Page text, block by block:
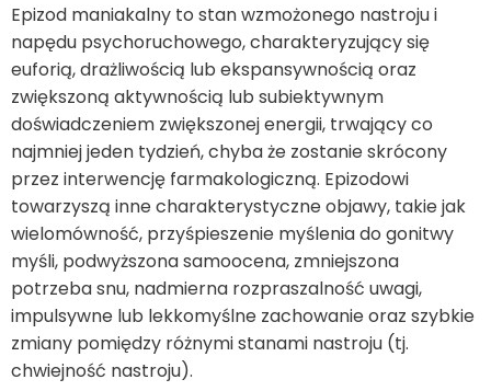
Epizod maniakalny to stan wzmożonego nastroju i
napędu psychoruchowego, charakteryzujący się
euforią, drażliwością lub ekspansywnością oraz
zwiększoną aktywnością lub subiektywnym
doświadczeniem zwiększonej energii, trwający co
najmniej jeden tydzień, chyba że zostanie skrócony
przez interwencję farmakologiczną. Epizodowi
towarzyszą inne charakterystyczne objawy, takie jak
wielomówność, przyśpieszenie myślenia do gonitwy
myśli, podwyższona samoocena, zmniejszona
potrzeba snu, nadmierna rozpraszalność uwagi,
impulsywne lub lekkomyślne zachowanie oraz szybkie
zmiany pomiędzy różnymi stanami nastroju (tj.
chwiejność nastroju).